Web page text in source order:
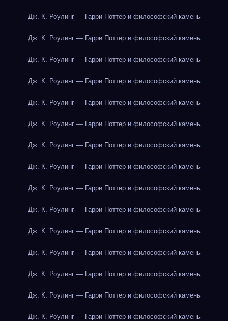
Дж. К. Роулинг — Гарри Поттер и философский камень
Дж. К. Роулинг — Гарри Поттер и философский камень
Дж. К. Роулинг — Гарри Поттер и философский камень
Дж. К. Роулинг — Гарри Поттер и философский камень
Дж. К. Роулинг — Гарри Поттер и философский камень
Дж. К. Роулинг — Гарри Поттер и философский камень
Дж. К. Роулинг — Гарри Поттер и философский камень
Дж. К. Роулинг — Гарри Поттер и философский камень
Дж. К. Роулинг — Гарри Поттер и философский камень
Дж. К. Роулинг — Гарри Поттер и философский камень
Дж. К. Роулинг — Гарри Поттер и философский камень
Дж. К. Роулинг — Гарри Поттер и философский камень
Дж. К. Роулинг — Гарри Поттер и философский камень
Дж. К. Роулинг — Гарри Поттер и философский камень
Дж. К. Роулинг — Гарри Поттер и философский камень